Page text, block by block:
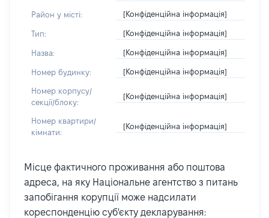
Район у місті: [Конфіденційна інформація]
Тип: [Конфіденційна інформація]
Назва: [Конфіденційна інформація]
Номер будинку: [Конфіденційна інформація]
Номер корпусу/
секції/блоку:
[Конфіденційна інформація]
Номер квартири/
кімнати:
[Конфіденційна інформація]
Місце фактичного проживання або поштова
адреса, на яку Національне агентство з питань
запобігання корупції може надсилати
кореспонденцію суб'єкту декларування: